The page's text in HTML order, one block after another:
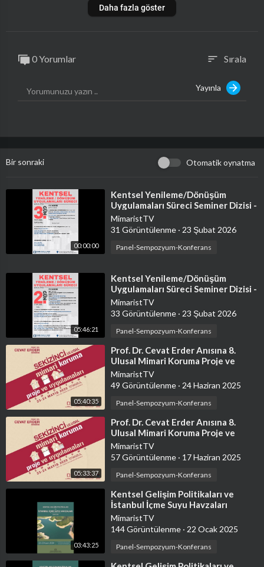
Daha fazla göster
0 Yorumlar sort Sırala
Yayınla
Bir sonraki Otomatik oynatma
00:00:00
⁣Kentsel Yenileme/Dönüşüm
Uygulamaları Süreci Seminer Dizisi -
3. Gün
MimaristTV
31 Görüntülenme · 23 Şubat 2026
Panel-Sempozyum-Konferans
05:46:21
⁣Kentsel Yenileme/Dönüşüm
Uygulamaları Süreci Seminer Dizisi -
2. Gün
MimaristTV
33 Görüntülenme · 23 Şubat 2026
Panel-Sempozyum-Konferans
05:40:35
⁣Prof. Dr. Cevat Erder Anısına 8.
Ulusal Mimari Koruma Proje ve
Uygulamaları Sempozyumu - 2. Gün
MimaristTV
49 Görüntülenme · 24 Haziran 2025
Panel-Sempozyum-Konferans
05:33:37
⁣Prof. Dr. Cevat Erder Anısına 8.
Ulusal Mimari Koruma Proje ve
Uygulamaları Sempozyumu - 1. Gün
MimaristTV
57 Görüntülenme · 17 Haziran 2025
Panel-Sempozyum-Konferans
03:43:25
⁣Kentsel Gelişim Politikaları ve
İstanbul İçme Suyu Havzaları
Sempozyumu - 2. Gün
MimaristTV
144 Görüntülenme · 22 Ocak 2025
Panel-Sempozyum-Konferans